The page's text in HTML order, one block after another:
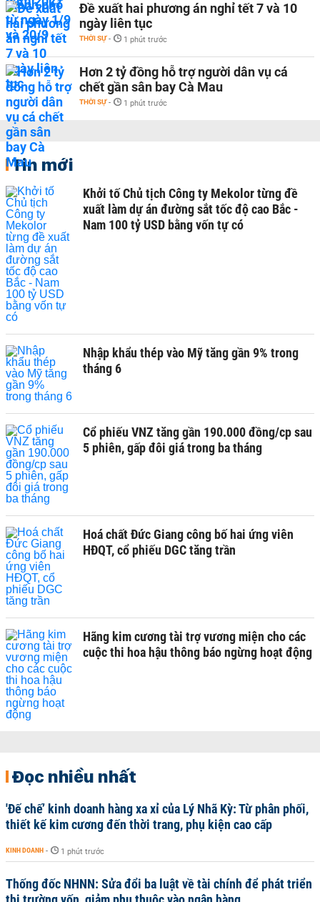
Đề xuất hai phương án nghỉ tết 7 và 10
ngày liên tục
THỜI SỰ - 1 phút trước
Hơn 2 tỷ đồng hỗ trợ người dân vụ cá
chết gần sân bay Cà Mau
THỜI SỰ - 1 phút trước
Tin mới
Khởi tố Chủ tịch Công ty Mekolor từng đề
xuất làm dự án đường sắt tốc độ cao Bắc -
Nam 100 tỷ USD bằng vốn tự có
Nhập khẩu thép vào Mỹ tăng gần 9% trong
tháng 6
Cổ phiếu VNZ tăng gần 190.000 đồng/cp sau
5 phiên, gấp đôi giá trong ba tháng
Hoá chất Đức Giang công bố hai ứng viên
HĐQT, cổ phiếu DGC tăng trần
Hãng kim cương tài trợ vương miện cho các
cuộc thi hoa hậu thông báo ngừng hoạt động
Đọc nhiều nhất
'Đế chế’ kinh doanh hàng xa xỉ của Lý Nhã Kỳ: Từ phân phối,
thiết kế kim cương đến thời trang, phụ kiện cao cấp
KINH DOANH - 1 phút trước
Thống đốc NHNN: Sửa đổi ba luật về tài chính để phát triển